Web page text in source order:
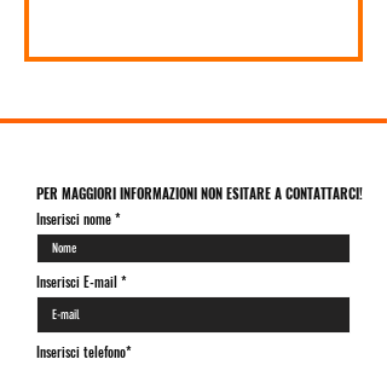
PER MAGGIORI INFORMAZIONI NON ESITARE A CONTATTARCI!
Inserisci nome
Inserisci E-mail
Inserisci telefono*